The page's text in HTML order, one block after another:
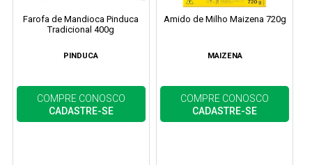
Farofa de Mandioca Pinduca
Tradicional 400g
PINDUCA
COMPRE CONOSCO
CADASTRE-SE
Amido de Milho Maizena 720g
MAIZENA
COMPRE CONOSCO
CADASTRE-SE